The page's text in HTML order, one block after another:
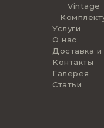
Vintage
Услуги
О нас
Доставка и
Контакты
Галерея
Статьи